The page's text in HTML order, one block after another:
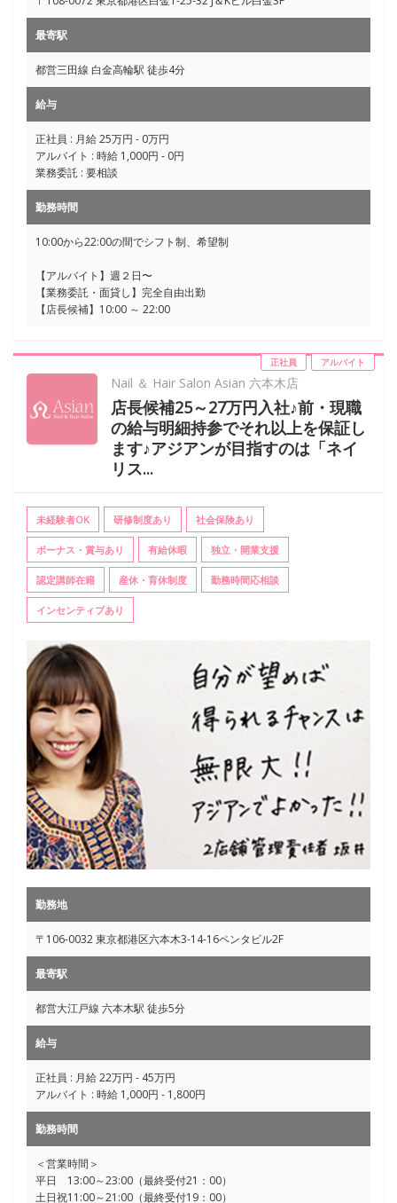
最寄駅
都営三田線 白金高輪駅 徒歩4分
給与
正社員 : 月給 25万円 - 0万円
アルバイト : 時給 1,000円 - 0円
業務委託 : 要相談
勤務時間
10:00から22:00の間でシフト制、希望制
【アルバイト】週２日〜
【業務委託・面貸し】完全自由出勤
【店長候補】10:00 ～ 22:00
正社員 アルバイト
Nail ＆ Hair Salon Asian 六本木店
店長候補25～27万円入社♪前・現職
の給与明細持参でそれ以上を保証し
ます♪アジアンが目指すのは「ネイ
リス...
未経験者OK 研修制度あり 社会保険あり
ボーナス・賞与あり 有給休暇 独立・開業支援
認定講師在籍 産休・育休制度 勤務時間応相談
インセンティブあり
勤務地
〒106-0032 東京都港区六本木3-14-16ペンタビル2F
最寄駅
都営大江戸線 六本木駅 徒歩5分
給与
正社員 : 月給 22万円 - 45万円
アルバイト : 時給 1,000円 - 1,800円
勤務時間
＜営業時間＞
平日 13:00～23:00（最終受付21：00）
土日祝11:00～21:00（最終受付19：00）